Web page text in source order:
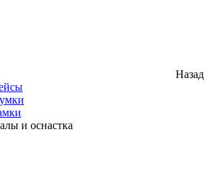
Назад
и оснастка